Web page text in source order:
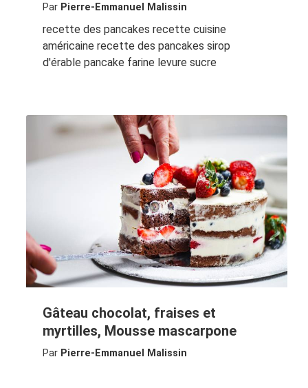
Par Pierre-Emmanuel Malissin
recette des pancakes recette cuisine
américaine recette des pancakes sirop
d'érable pancake farine levure sucre
Gâteau chocolat, fraises et
myrtilles, Mousse mascarpone
Par Pierre-Emmanuel Malissin